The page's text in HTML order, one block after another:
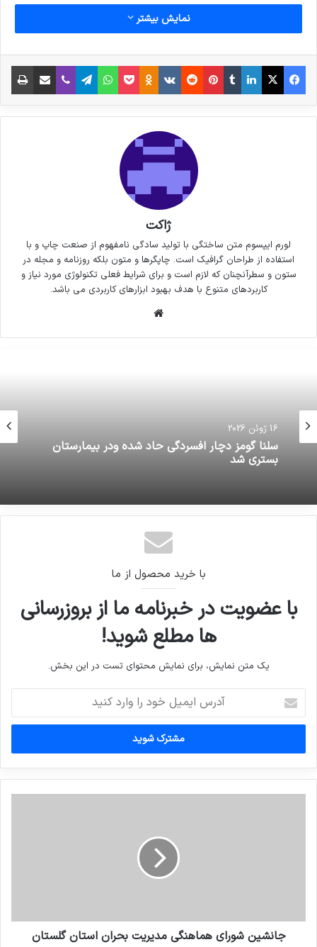
نمایش بیشتر
فیس بوک X لینکدین
‫تامبلر‫پین‌ترست
‫رددیت‫VKontakte
‫Odnoklassniki
پاکتواتس آپ تلگراموایبر اشتراک گذاری از طریق ایمیل
ژاکت
لورم ایپسوم متن ساختگی با تولید سادگی نامفهوم از صنعت چاپ و با
استفاده از طراحان گرافیک است. چاپگرها و متون بلکه روزنامه و مجله در
ستون و سطرآنچنان که لازم است و برای شرایط فعلی تکنولوژی مورد نیاز و
کاربردهای متنوع با هدف بهبود ابزارهای کاربردی می باشد.
16 ژوئن 2026
سلنا گومز دچار افسردگی حاد شده ودر بیمارستان
16 ژوئن 2026
فرش “محتشم امضادار” با قدمت 150 سال، به قیمت
هشت و نیم میلیارد تومان
با خرید محصول از ما
با عضویت در خبرنامه ما از بروزرسانی
ها مطلع شوید!
یک متن نمایش، برای نمایش محتوای تست در این بخش.
ایمیل
خود
وارد
کنید
جانشین شورای هماهنگی مدیریت بحران استان گلستان